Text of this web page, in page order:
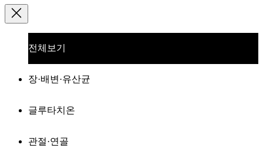
전체보기
장·배변·유산균
글루타치온
관절·연골